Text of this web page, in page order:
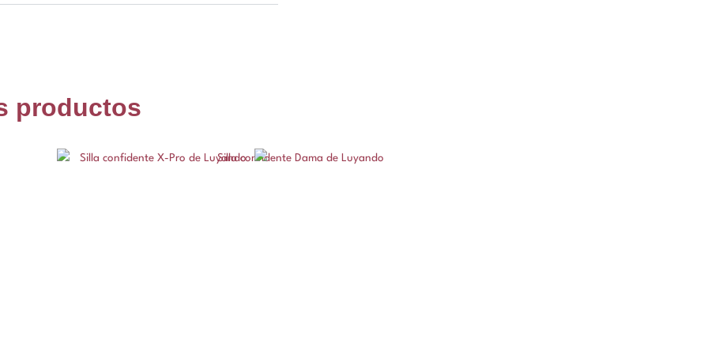
productos